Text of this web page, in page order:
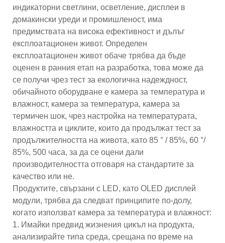
индикаторни светлини, осветление, дисплеи в
домакински уреди и промишленост, има
предимствата на висока ефективност и дълъг
експлоатационен живот. Определен
експлоатационен живот обаче трябва да бъде
оценен в ранния етап на разработка, това може да
се получи чрез тест за екологична надеждност,
обичайното оборудване е камера за температура и
влажност, камера за температура, камера за
термичен шок, чрез настройка на температурата,
влажността и циклите, които да продължат тест за
продължителността на живота, като 85 ° / 85%, 60 °/
85%, 500 часа, за да се оцени дали
производителността отговаря на стандартите за
качество или не.
Продуктите, свързани с LED, като OLED дисплей
модули, трябва да следват принципите по-долу,
когато използват камера за температура и влажност:
1. Имайки предвид жизнения цикъл на продукта,
анализирайте типа среда, срещана по време на